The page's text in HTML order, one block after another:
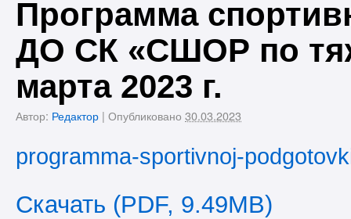
Программа
ДО СК «СШОР по
марта 2023 г.
Автор: Редактор | Опубликовано 30.03.2023
programma-sportivnoj-
Скачать (PDF, 9.49MB)